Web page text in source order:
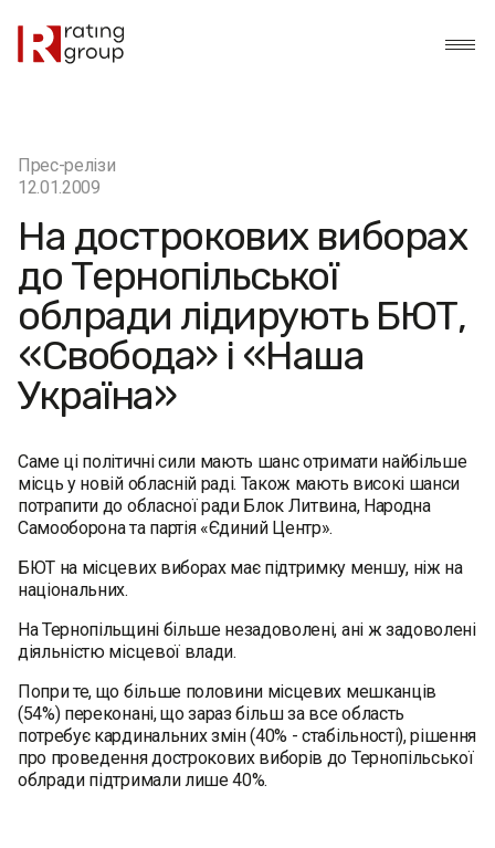
Прес-релізи
12.01.2009
На дострокових виборах
до Тернопільської
облради лідирують БЮТ,
«Свобода» і «Наша
Україна»
Саме ці політичні сили мають шанс отримати найбільше
місць у новій обласній раді. Також мають високі шанси
потрапити до обласної ради Блок Литвина, Народна
Самооборона та партія «Єдиний Центр».
БЮТ на місцевих виборах має підтримку меншу, ніж на
національних.
На Тернопільщині більше незадоволені, ані ж задоволені
діяльністю місцевої влади.
Попри те, що більше половини місцевих мешканців
(54%) переконані, що зараз більш за все область
потребує кардинальних змін (40% - стабільності), рішення
про проведення дострокових виборів до Тернопільської
облради підтримали лише 40%.